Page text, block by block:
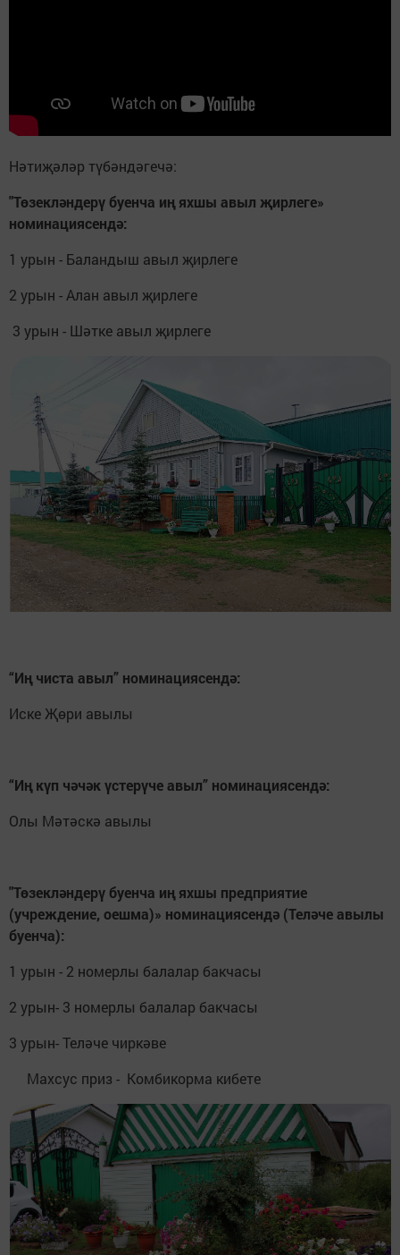
Нәтиҗәләр түбәндәгечә:
"Төзекләндерү буенча иң яхшы авыл җирлеге»
номинациясендә:
1 урын - Баландыш авыл җирлеге
2 урын - Алан авыл җирлеге
3 урын - Шәтке авыл җирлеге
“Иң чиста авыл” номинациясендә:
Иске Җөри авылы
“Иң күп чәчәк үстерүче авыл” номинациясендә:
Олы Мәтәскә авылы
"Төзекләндерү буенча иң яхшы предприятие
(учреждение, оешма)» номинациясендә (Теләче авылы
буенча):
1 урын - 2 номерлы балалар бакчасы
2 урын- 3 номерлы балалар бакчасы
3 урын- Теләче чиркәве
Махсус приз - Комбикорма кибете